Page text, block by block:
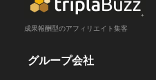
成果報酬型のアフィリエイト集客
グループ会社